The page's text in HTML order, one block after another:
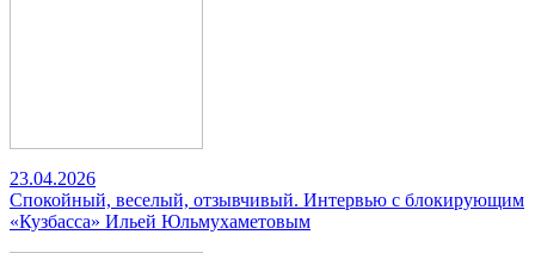
23.04.2026
Спокойный, веселый, отзывчивый. Интервью с блокирующим
«Кузбасса» Ильей Юльмухаметовым